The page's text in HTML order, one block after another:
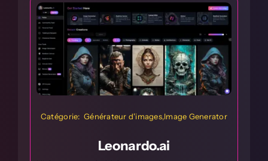
Catégorie: Musique